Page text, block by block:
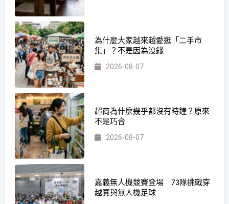
為什麼大家越來越愛逛「二手市
集」？不是因為沒錢
2026-08-07
超商為什麼幾乎都沒有時鐘？原來
不是巧合
2026-08-07
嘉義無人機競賽登場 73隊挑戰穿
越賽與無人機足球